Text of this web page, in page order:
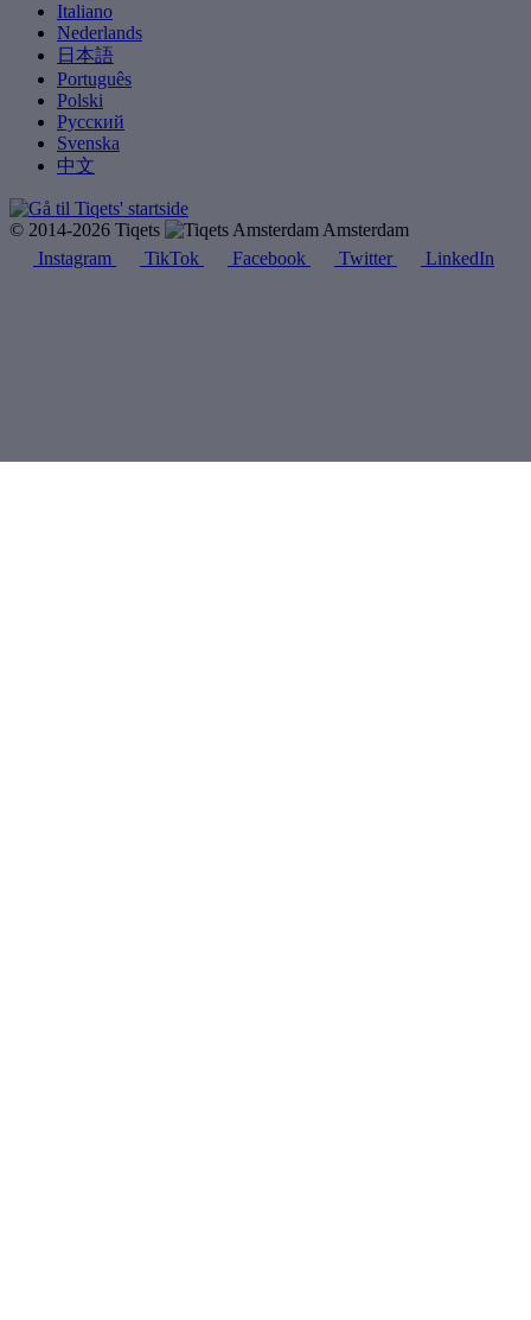
Italiano
Nederlands
日本語
Português
Polski
Русский
Svenska
中文
© 2014-2026 Tiqets
Amsterdam
Instagram
TikTok Facebook Twitter LinkedIn